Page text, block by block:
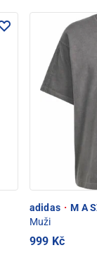
adidas · M A
Muži
999 Kč